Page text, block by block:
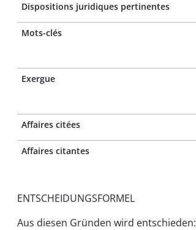
Dispositions juridiques pertinentes
Mots-clés
Exergue
Affaires citées
Affaires citantes
ENTSCHEIDUNGSFORMEL
Aus diesen Gründen wird entschieden: